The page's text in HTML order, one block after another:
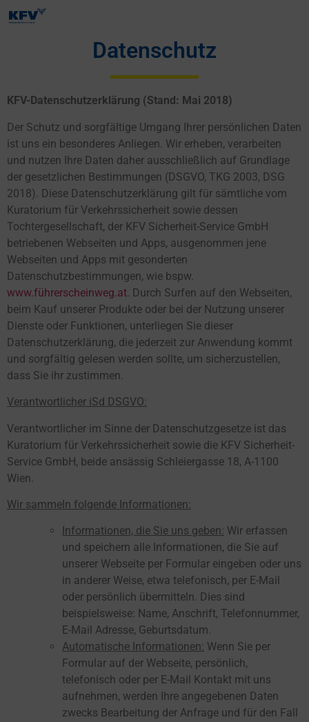
Datenschutz
KFV-Datenschutzerklärung (Stand: Mai 2018)
Der Schutz und sorgfältige Umgang Ihrer persönlichen Daten
ist uns ein besonderes Anliegen. Wir erheben, verarbeiten
und nutzen Ihre Daten daher ausschließlich auf Grundlage
der gesetzlichen Bestimmungen (DSGVO, TKG 2003, DSG
2018). Diese Datenschutzerklärung gilt für sämtliche vom
Kuratorium für Verkehrssicherheit sowie dessen
Tochtergesellschaft, der KFV Sicherheit-Service GmbH
betriebenen Webseiten und Apps, ausgenommen jene
Webseiten und Apps mit gesonderten
Datenschutzbestimmungen, wie bspw.
www.führerscheinweg.at. Durch Surfen auf den Webseiten,
beim Kauf unserer Produkte oder bei der Nutzung unserer
Dienste oder Funktionen, unterliegen Sie dieser
Datenschutzerklärung, die jederzeit zur Anwendung kommt
und sorgfältig gelesen werden sollte, um sicherzustellen,
dass Sie ihr zustimmen.
Verantwortlicher iSd DSGVO:
Verantwortlicher im Sinne der Datenschutzgesetze ist das
Kuratorium für Verkehrssicherheit sowie die KFV Sicherheit-
Service GmbH, beide ansässig Schleiergasse 18, A-1100
Wien.
Wir sammeln folgende Informationen:
Informationen, die Sie uns geben: Wir erfassen
und speichern alle Informationen, die Sie auf
unserer Webseite per Formular eingeben oder uns
in anderer Weise, etwa telefonisch, per E-Mail
oder persönlich übermitteln. Dies sind
beispielsweise: Name, Anschrift, Telefonnummer,
E-Mail Adresse, Geburtsdatum.
Automatische Informationen: Wenn Sie per
Formular auf der Webseite, persönlich,
telefonisch oder per E-Mail Kontakt mit uns
aufnehmen, werden Ihre angegebenen Daten
zwecks Bearbeitung der Anfrage und für den Fall